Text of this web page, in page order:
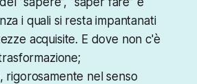
i quali si resta impantanati
acquisite. E dove non c'è
rigorosamente nel senso